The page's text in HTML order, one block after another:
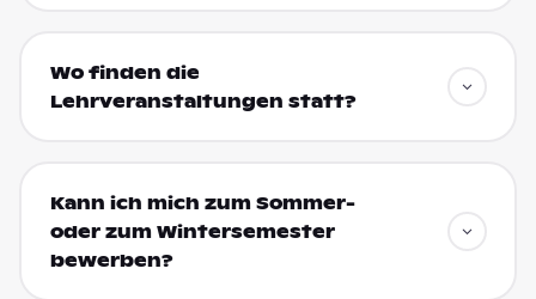
Wo finden die
Lehrveranstaltungen statt?
Kann ich mich zum Sommer-
oder zum Wintersemester
bewerben?